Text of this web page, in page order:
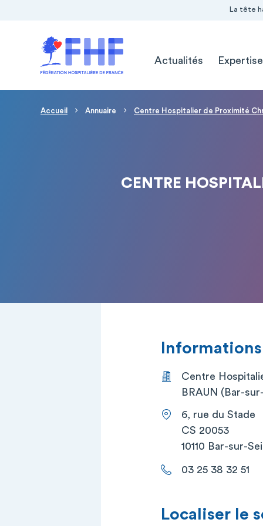
La tête
Actualités
Fil d'Ariane
Accueil Annuaire Centre Hospitalier de Proximité
CENTRE
Centre
BRAUN (Bar-
6, rue du Stade
CS 20053
10110 Bar-sur-
03 25 38 32 51
Localiser le